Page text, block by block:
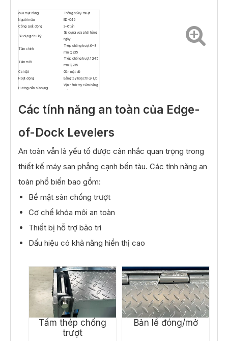
của mặt hàng
Thông số kỹ thuật
Người mẫu
ED-045
Công suất động
3–6 tấn
Sử dụng chu kỳ
Sử dụng vừa phải hàng
ngày
Tấm chính
Thép chống trượt 6–8
mm Q235
Tấm môi
Thép chống trượt 12–15
mm Q235
Cài đặt
Gắn mặt đế
Hoạt động
Bằng tay hoặc thủy lực
Hướng dẫn sử dụng
Vận hành tay cầm bằng
Cung cấp năng lượng thủy lực
380V / 3 Pha / 60Hz
Các tính năng an toàn của Edge-
of-Dock Levelers
An toàn vẫn là yếu tố được cân nhắc quan trọng trong
thiết kế máy san phẳng cạnh bến tàu. Các tính năng an
toàn phổ biến bao gồm:
Bề mặt sàn chống trượt
Cơ chế khóa môi an toàn
Thiết bị hỗ trợ bảo trì
Dấu hiệu có khả năng hiển thị cao
Tấm thép chống
trượt
Bản lề đóng/mở